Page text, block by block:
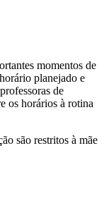
momentos de
planejado e
de
os horários à rotina
são restritos à mãe